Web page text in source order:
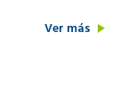
Ver más